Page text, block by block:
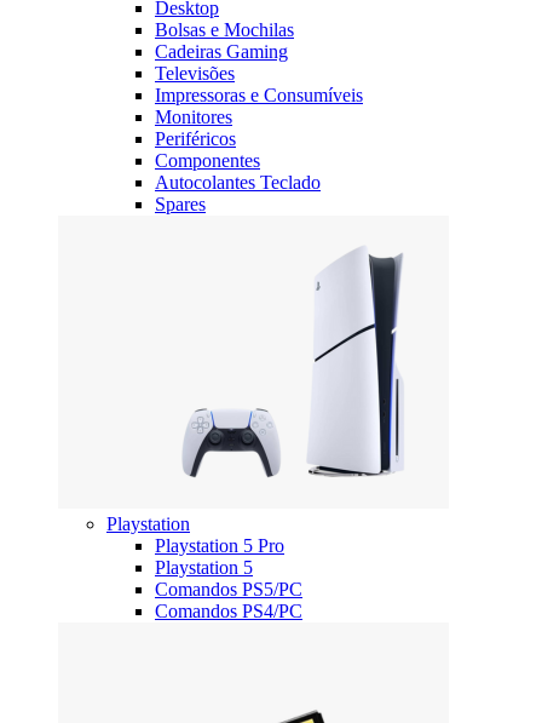
Desktop
Bolsas e Mochilas
Cadeiras Gaming
Televisões
Impressoras e Consumíveis
Monitores
Periféricos
Componentes
Autocolantes Teclado
Spares
Playstation
Playstation 5 Pro
Playstation 5
Comandos PS5/PC
Comandos PS4/PC